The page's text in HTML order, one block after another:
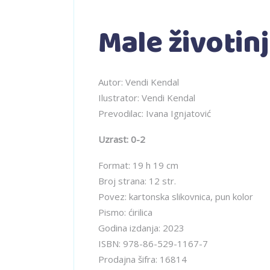
Male
Autor: Vendi Kendal
Ilustrator: Vendi Kendal
Prevodilac: Ivana Ignjatović
Uzrast: 0-2
Format: 19 h 19 cm
Broj strana: 12 str.
Povez: kartonska slikovnica, pun kolor
Pismo: ćirilica
Godina izdanja: 2023
ISBN: 978-86-529-1167-7
Prodajna šifra: 16814